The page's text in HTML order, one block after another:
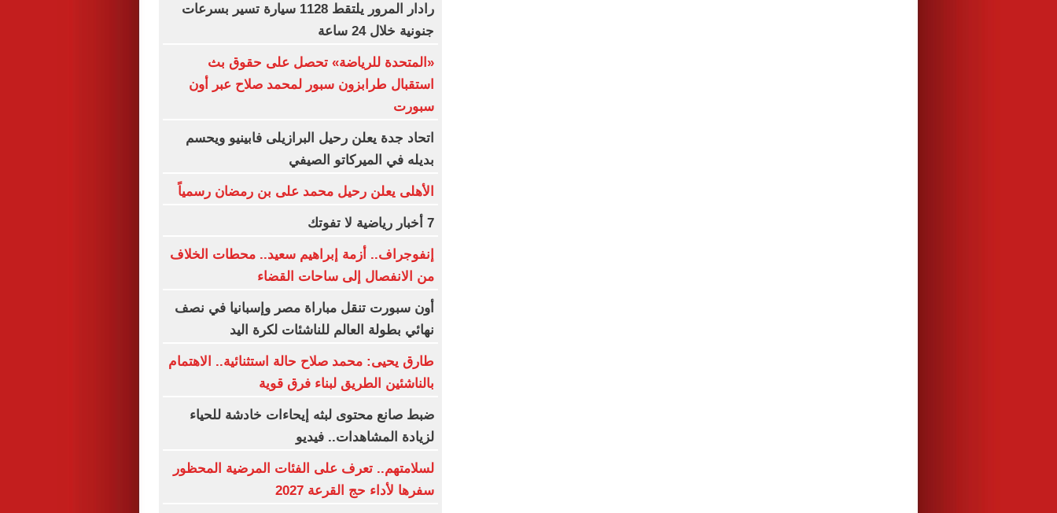
رادار المرور يلتقط 1128 سيارة تسير بسرعات
جنونية خلال 24 ساعة
«المتحدة للرياضة» تحصل على حقوق بث
استقبال طرابزون سبور لمحمد صلاح عبر أون
سبورت
اتحاد جدة يعلن رحيل البرازيلى فابينيو ويحسم
بديله في الميركاتو الصيفي
الأهلى يعلن رحيل محمد على بن رمضان رسمياً
7 أخبار رياضية لا تفوتك
إنفوجراف.. أزمة إبراهيم سعيد.. محطات الخلاف
من الانفصال إلى ساحات القضاء
أون سبورت تنقل مباراة مصر وإسبانيا في نصف
نهائي بطولة العالم للناشئات لكرة اليد
طارق يحيى: محمد صلاح حالة استثنائية.. الاهتمام
بالناشئين الطريق لبناء فرق قوية
ضبط صانع محتوى لبثه إيحاءات خادشة للحياء
لزيادة المشاهدات.. فيديو
لسلامتهم.. تعرف على الفئات المرضية المحظور
سفرها لأداء حج القرعة 2027